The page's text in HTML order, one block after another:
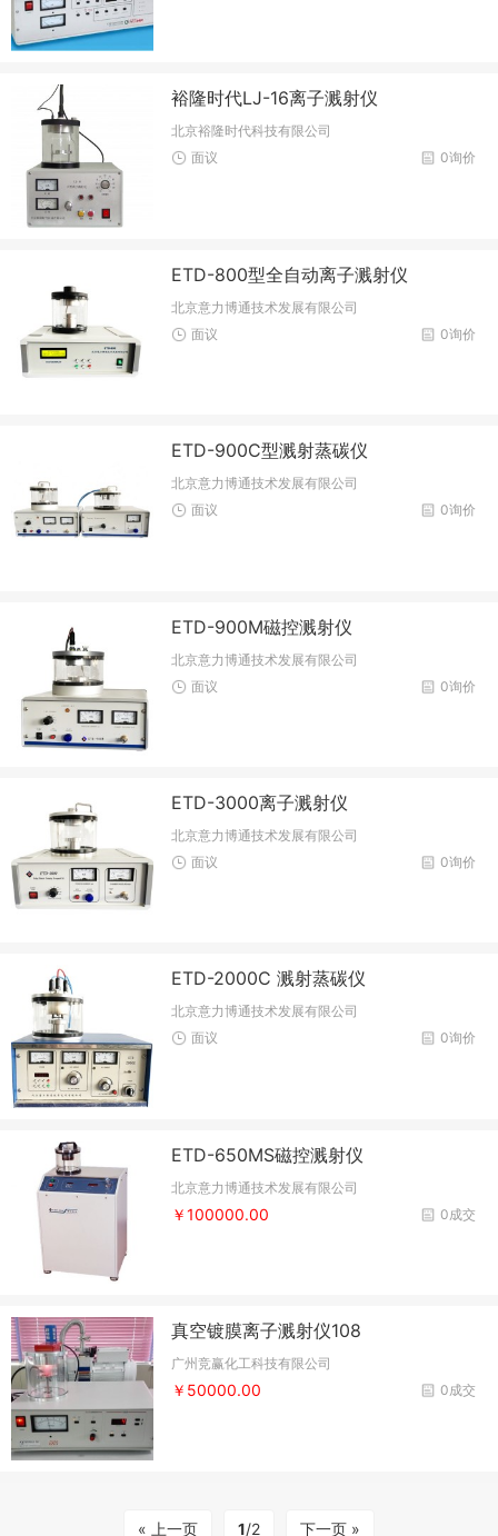
裕隆时代LJ-16离子溅射仪
北京裕隆时代科技有限公司
0询价
面议
ETD-800型全自动离子溅射仪
北京意力博通技术发展有限公司
0询价
面议
ETD-900C型溅射蒸碳仪
北京意力博通技术发展有限公司
0询价
面议
ETD-900M磁控溅射仪
北京意力博通技术发展有限公司
0询价
面议
ETD-3000离子溅射仪
北京意力博通技术发展有限公司
0询价
面议
ETD-2000C 溅射蒸碳仪
北京意力博通技术发展有限公司
0询价
面议
ETD-650MS磁控溅射仪
北京意力博通技术发展有限公司
0成交
￥100000.00
真空镀膜离子溅射仪108
广州竞赢化工科技有限公司
0成交
￥50000.00
« 上一页 1/2 下一页 »